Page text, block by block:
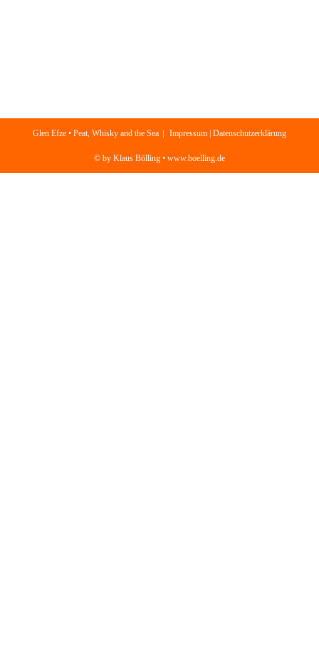
Glen Efze • Peat, Whisky and the Sea Impressum | Datenschutzerklärung
© by Klaus Bölling • www.boelling.de